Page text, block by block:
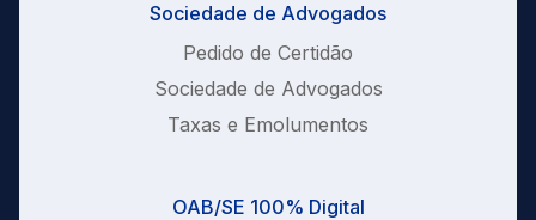
Sociedade de Advogados
Pedido de Certidão
Sociedade de Advogados
Taxas e Emolumentos
OAB/SE 100% Digital